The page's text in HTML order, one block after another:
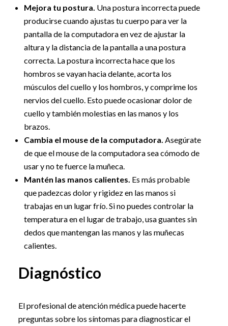
Mejora tu postura. Una postura incorrecta puede
producirse cuando ajustas tu cuerpo para ver la
pantalla de la computadora en vez de ajustar la
altura y la distancia de la pantalla a una postura
correcta. La postura incorrecta hace que los
hombros se vayan hacia delante, acorta los
músculos del cuello y los hombros, y comprime los
nervios del cuello. Esto puede ocasionar dolor de
cuello y también molestias en las manos y los
brazos.
Cambia el mouse de la computadora. Asegúrate
de que el mouse de la computadora sea cómodo de
usar y no te fuerce la muñeca.
Mantén las manos calientes. Es más probable
que padezcas dolor y rigidez en las manos si
trabajas en un lugar frío. Si no puedes controlar la
temperatura en el lugar de trabajo, usa guantes sin
dedos que mantengan las manos y las muñecas
calientes.
Diagnóstico
El profesional de atención médica puede hacerte
preguntas sobre los síntomas para diagnosticar el